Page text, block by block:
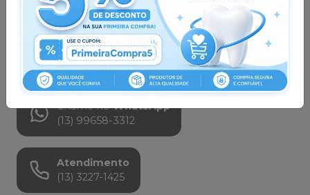
Acompanhe nas
Redes Sociais
Chame no WhatsApp
(13) 99658-3312
Atendimento
(13) 3227-1425